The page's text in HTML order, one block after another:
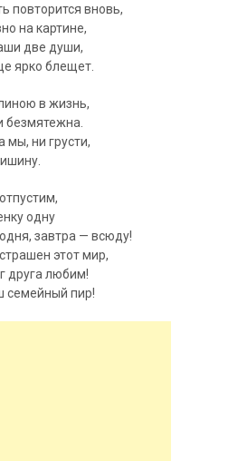
повторится вновь,
на картине,
две души,
ярко блещет.
в жизнь,
безмятежна.
мы, ни грусти,
одну
завтра — всюду!
этот мир,
друга любим!
семейный пир!